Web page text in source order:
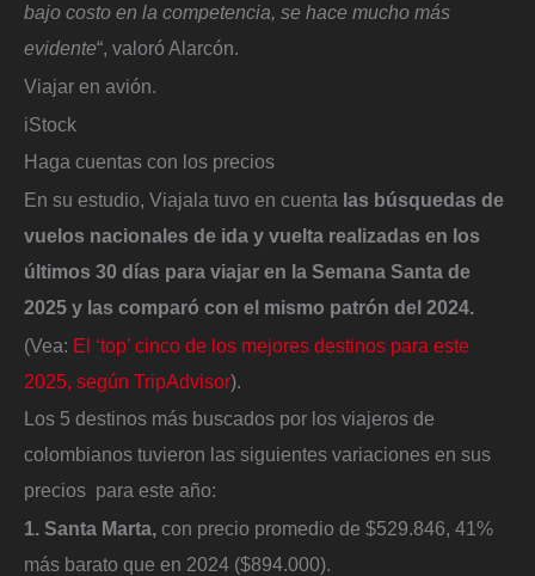
bajo costo en la competencia, se hace mucho más
evidente“, valoró Alarcón.
Viajar en avión.
iStock
Haga cuentas con los precios
En su estudio, Viajala tuvo en cuenta las búsquedas de
vuelos nacionales de ida y vuelta realizadas en los
últimos 30 días para viajar en la Semana Santa de
2025 y las comparó con el mismo patrón del 2024.
(Vea: El ‘top’ cinco de los mejores destinos para este
2025, según TripAdvisor).
Los 5 destinos más buscados por los viajeros de
colombianos tuvieron las siguientes variaciones en sus
precios para este año:
1. Santa Marta, con precio promedio de $529.846, 41%
más barato que en 2024 ($894.000).